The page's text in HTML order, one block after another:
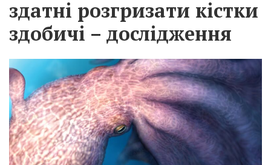
здатні розгризати кістки
здобичі – дослідження